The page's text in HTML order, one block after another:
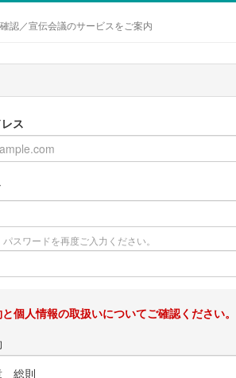
認／宣伝会議のサービスをご案内
ス
スワードを再度ご入力ください。
個人情報の取扱いについてご確認ください。